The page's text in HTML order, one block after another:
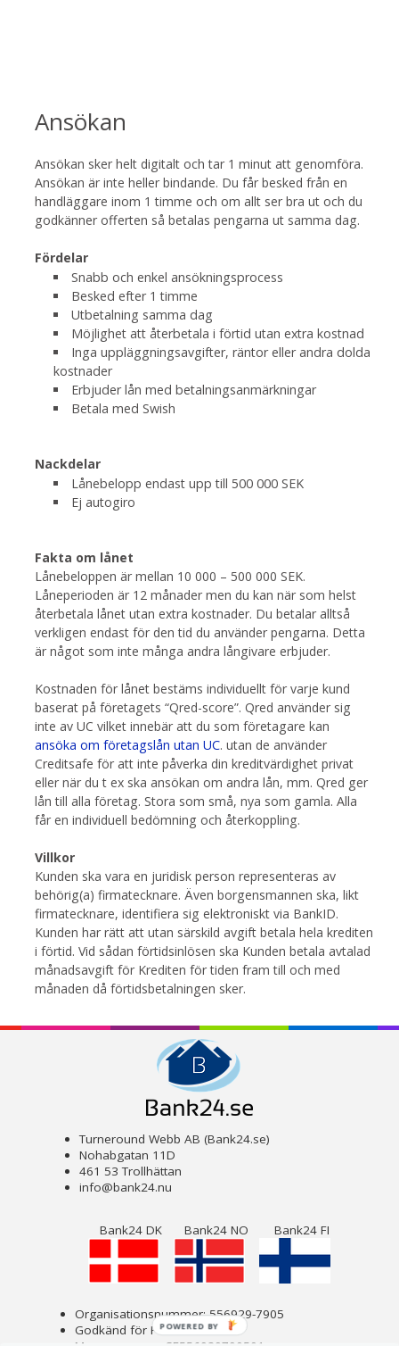
Ansökan
Ansökan sker helt digitalt och tar 1 minut att genomföra.
Ansökan är inte heller bindande. Du får besked från en
handläggare inom 1 timme och om allt ser bra ut och du
godkänner offerten så betalas pengarna ut samma dag.
Fördelar
Snabb och enkel ansökningsprocess
Besked efter 1 timme
Utbetalning samma dag
Möjlighet att återbetala i förtid utan extra kostnad
Inga uppläggningsavgifter, räntor eller andra dolda
kostnader
Erbjuder lån med betalningsanmärkningar
Betala med Swish
Nackdelar
Lånebelopp endast upp till 500 000 SEK
Ej autogiro
Fakta om lånet
Lånebeloppen är mellan 10 000 – 500 000 SEK.
Låneperioden är 12 månader men du kan när som helst
återbetala lånet utan extra kostnader. Du betalar alltså
verkligen endast för den tid du använder pengarna. Detta
är något som inte många andra långivare erbjuder.
Kostnaden för lånet bestäms individuellt för varje kund
baserat på företagets “Qred-score”. Qred använder sig
inte av UC vilket innebär att du som företagare kan
ansöka om företagslån utan UC. utan de använder
Creditsafe för att inte påverka din kreditvärdighet privat
eller när du t ex ska ansökan om andra lån, mm. Qred ger
lån till alla företag. Stora som små, nya som gamla. Alla
får en individuell bedömning och återkoppling.
Villkor
Kunden ska vara en juridisk person representeras av
behörig(a) firmatecknare. Även borgensmannen ska, likt
firmatecknare, identifiera sig elektroniskt via BankID.
Kunden har rätt att utan särskild avgift betala hela krediten
i förtid. Vid sådan förtidsinlösen ska Kunden betala avtalad
månadsavgift för Krediten för tiden fram till och med
månaden då förtidsbetalningen sker.
Turneround Webb AB (Bank24.se)
Nohabgatan 11D
461 53 Trollhättan
info@bank24.nu
Bank24 DK Bank24 NO Bank24 FI
Organisationsnummer: 556929-7905
Godkänd för F-skattPOWERED BY